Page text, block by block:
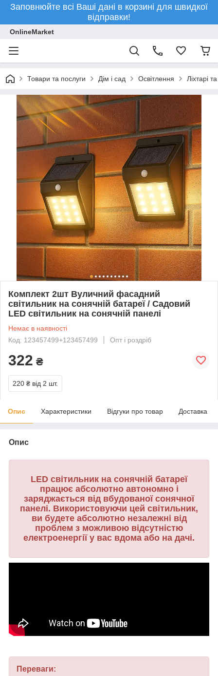
Заповнюйте всі Ваші дані в корзині для швидкої
відправки!
OnlineMarket
Товари та послуги Дім і сад Освітлення Ліхтарі
Комплект 2шт Вуличний фасадний
світильник на сонячній батареї / Садовий
LED світильник на сонячній панелі
Немає в наявності
Код: 123457499+123457499
Опт і роздріб
322 ₴
220 ₴ від 2 шт.
Опис Характеристики Відгуки про товар Доставка
Опис
LED світильник на сонячній батареї
працює абсолютно автономно і
заряджається від вбудованої сонячної
панелі. Використовуючи цей світильник,
ви будете абсолютно незалежні від
проблем з можливою відсутністю
електроенергії у вас вдома або на дачі.
Переваги: